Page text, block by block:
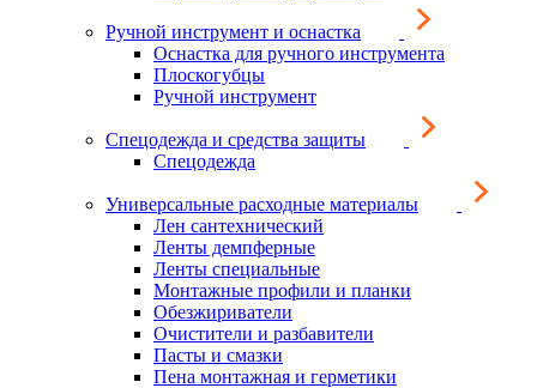
Ручной инструмент и оснастка
Оснастка для ручного инструмента
Плоскогубцы
Ручной инструмент
Спецодежда и средства защиты
Спецодежда
Универсальные расходные материалы
Лен сантехнический
Ленты демпферные
Ленты специальные
Монтажные профили и планки
Обезжириватели
Очистители и разбавители
Пасты и смазки
Пена монтажная и герметики